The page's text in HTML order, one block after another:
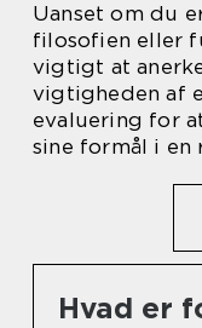
Uanset om du
filosofien eller
vigtigt at
vigtigheden af
evaluering for
sine formål i
Hvad er